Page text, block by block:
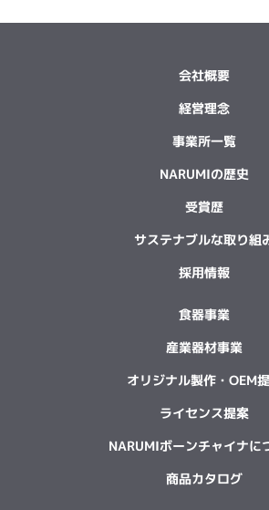
会社概要
経営理念
事業所一覧
NARUMIの歴史
受賞歴
サステナブルな取り組
採用情報
食器事業
産業器材事業
オリジナル製作・OEM
ライセンス提案
NARUMIボーンチャイナに
商品カタログ